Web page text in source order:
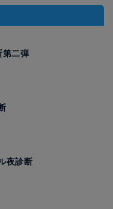
第二弾
夜診断